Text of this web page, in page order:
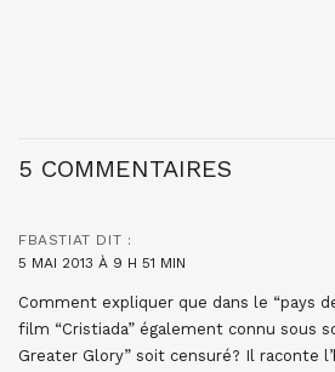
5 COMMENTAIRES
FBASTIAT DIT :
5 MAI 2013 À 9 H 51 MIN
Comment expliquer que dans le “pays
film “Cristiada” également connu sous
Greater Glory” soit censuré? Il raconte